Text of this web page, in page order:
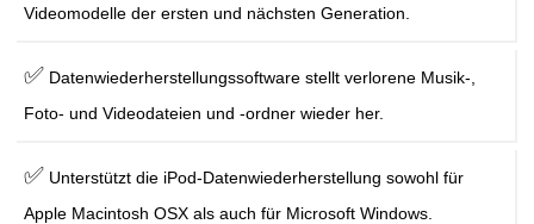
Videomodelle der ersten und nächsten Generation.
✅ Datenwiederherstellungssoftware stellt verlorene Musik-,
Foto- und Videodateien und -ordner wieder her.
✅ Unterstützt die iPod-Datenwiederherstellung sowohl für
Apple Macintosh OSX als auch für Microsoft Windows.